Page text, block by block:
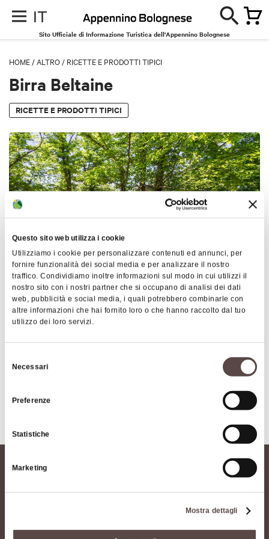
Questo sito web utilizza i cookie
Utilizziamo i cookie per personalizzare contenuti ed annunci, per
fornire funzionalità dei social media e per analizzare il nostro
traffico. Condividiamo inoltre informazioni sul modo in cui utilizzi il
nostro sito con i nostri partner che si occupano di analisi dei dati
web, pubblicità e social media, i quali potrebbero combinarle con
altre informazioni che hai fornito loro o che hanno raccolto dal tuo
utilizzo dei loro servizi.
delNecessari
Preferenze
Statistiche
Marketing
Mostra dettagli
IT
Sito Ufficiale di Informazione Turistica dell'Appennino Bolognese
HOME /ALTRO / RICETTE E PRODOTTI TIPICI
Birra Beltaine
RICETTE E PRODOTTI TIPICI
ALTO RENO TERME
Beltaineera la grande "Festa di Primavera" dei
Celti e il simbolo della rinascita della natura era
identificato nel Nodo dell'Amante riportato
di Granaglione rappresenta il
frutto di diversi anni di ricerca per ottenere un
prodotto che identifichi il suo territorio di origine.
Nel 2004, viene data la possibilità al pubblico di
assaggiare una bevanda con forte identità e
carattere. Oltre alle castagne, a seconda della
ricetta, sono stati introdotti altri ingredienti con lo
scopo di rendere la bevanda il risultato della
lavorazione di materie prime autoctone. Il ginepro
caratterizza i monti che circondano Granaglione e
l'antica varietà di frumento versata per produrre "la
Mostra altro